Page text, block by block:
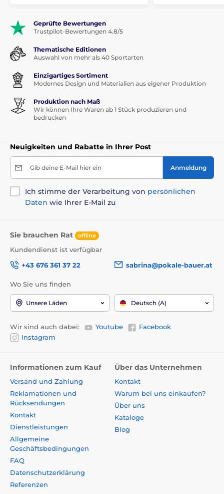
Geprüfte Bewertungen
Trustpilot-Bewertungen 4.8/5
Thematische Editionen
Auswahl von mehr als 40 Sportarten
Einzigartiges Sortiment
Modernes Design und Materialien aus eigener Produktion
Produktion nach Maß
Wir können Ihre Waren ab 1 Stück produzieren und
bedrucken
Neuigkeiten und Rabatte in Ihrer Post
Gib deine E-Mail hier ein Anmeldung
Ich stimme der Verarbeitung von persönlichen
Daten wie Ihrer E-Mail zu
Sie brauchen Rat offline
Kundendienst ist verfügbar
+43 676 361 37 22
sabrina@pokale-bauer.at
Wo Sie uns finden
Unsere Läden Deutsch (A)
Wir sind auch dabei: Youtube
Facebook
Instagram
Informationen zum Kauf
Versand und Zahlung
Reklamationen und
Rücksendungen
Kontakt
Dienstleistungen
Allgemeine
Geschäftsbedingungen
FAQ
Datenschutzerklärung
Referenzen
Über das Unternehmen
Kontakt
Warum bei uns einkaufen?
Über uns
Kataloge
Blog